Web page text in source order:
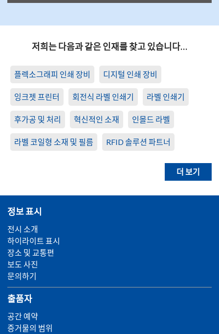
저희는 다음과 같은 인재를 찾고 있습니다…
플렉소그래피 인쇄 장비 디지털 인쇄 장비
잉크젯 프린터 회전식 라벨 인쇄기 라벨 인쇄기
후가공 및 처리 혁신적인 소재 인몰드 라벨
라벨 코일형 소재 및 필름 RFID 솔루션 파트너
더 보기
정보 표시
전시 소개
하이라이트 표시
장소 및 교통편
보도 사진
문의하기
출품자
공간 예약
증거물의 범위